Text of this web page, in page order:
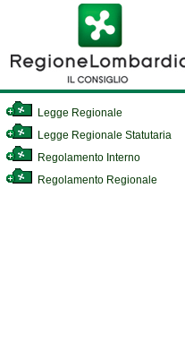
Legge Regionale
Legge Regionale Statutaria
Regolamento Interno
Regolamento Regionale